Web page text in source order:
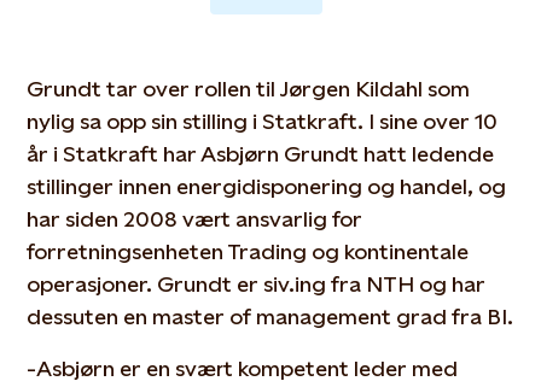
Grundt tar over rollen til Jørgen Kildahl som
nylig sa opp sin stilling i Statkraft. I sine over 10
år i Statkraft har Asbjørn Grundt hatt ledende
stillinger innen energidisponering og handel, og
har siden 2008 vært ansvarlig for
forretningsenheten Trading og kontinentale
operasjoner. Grundt er siv.ing fra NTH og har
dessuten en master of management grad fra BI.
-Asbjørn er en svært kompetent leder med